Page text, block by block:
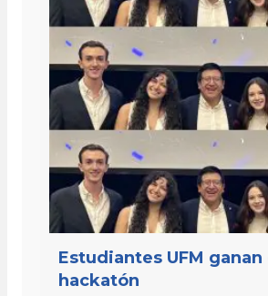
Estudiantes UFM ganan
hackatón